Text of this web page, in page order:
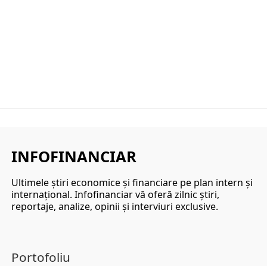
INFOFINANCIAR
Ultimele ştiri economice şi financiare pe plan intern şi
internaţional. Infofinanciar vă oferă zilnic ştiri,
reportaje, analize, opinii şi interviuri exclusive.
Portofoliu